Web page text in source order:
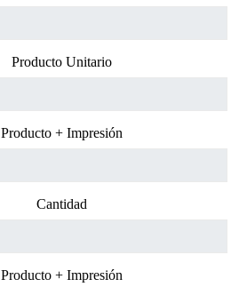
Producto Unitario
Producto + Impresión
Cantidad
Producto + Impresión